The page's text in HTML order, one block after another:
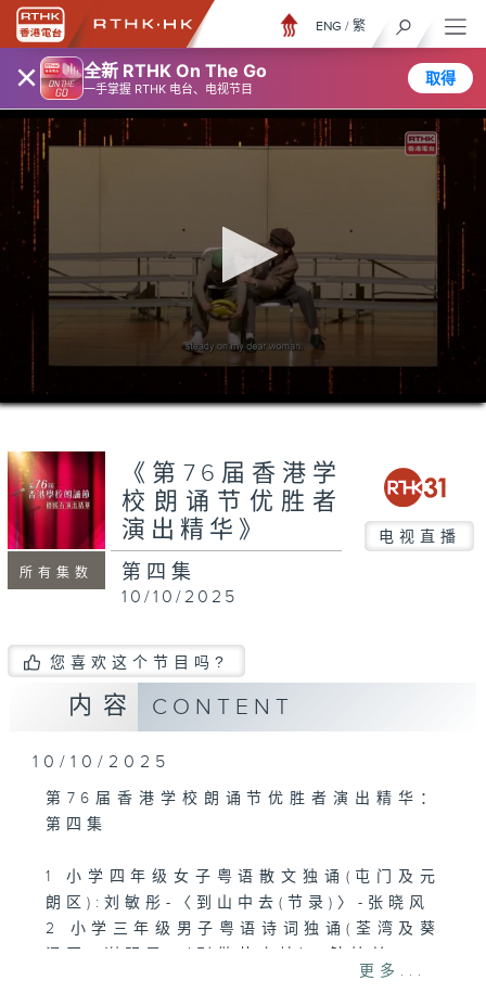
× 全新 RTHK On The Go
一手掌握 RTHK 电台、电视节目
取得
ENG / 繁
seconds
minutes,
7
seconds
所有集数
《第76届香港学
校朗诵节优胜者
演出精华》
电视直播
第四集
10/10/2025
您喜欢这个节目吗?
内容 CONTENT
10/10/2025
第76届香港学校朗诵节优胜者演出精华：
第四集
1 小学四年级女子粤语散文独诵(屯门及元
朗区):刘敏彤-〈到山中去(节录)〉-张晓风
2 小学三年级男子粤语诗词独诵(荃湾及葵
3 Dramatic Duologue - Secondary
更多...